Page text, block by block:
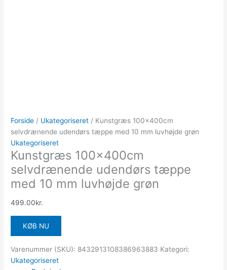
Forside / Ukategoriseret / Kunstgræs 100x400cm
selvdrænende udendørs tæppe med 10 mm luvhøjde grøn
Ukategoriseret
Kunstgræs 100x400cm
selvdrænende udendørs tæppe
med 10 mm luvhøjde grøn
499.00kr.
KØB NU
Varenummer (SKU): 8432913108386963883 Kategori:
Ukategoriseret